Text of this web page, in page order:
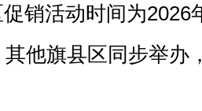
销活动时间为2026
他旗县区同步举办